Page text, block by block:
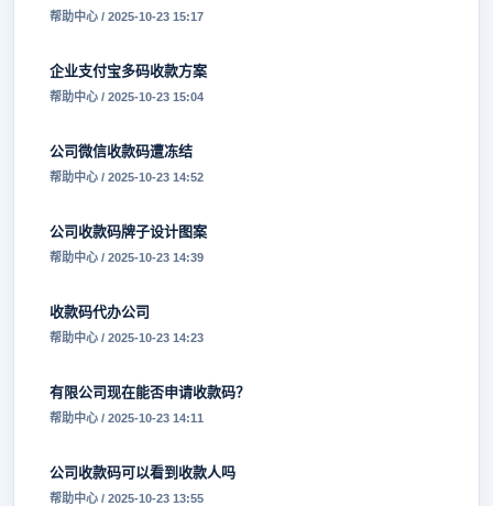
帮助中心 / 2025-10-23 15:17
企业支付宝多码收款方案
帮助中心 / 2025-10-23 15:04
公司微信收款码遭冻结
帮助中心 / 2025-10-23 14:52
公司收款码牌子设计图案
帮助中心 / 2025-10-23 14:39
收款码代办公司
帮助中心 / 2025-10-23 14:23
有限公司现在能否申请收款码？
帮助中心 / 2025-10-23 14:11
公司收款码可以看到收款人吗
帮助中心 / 2025-10-23 13:55